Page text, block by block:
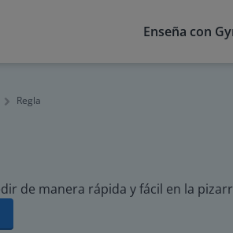
Enseña con
Regla
de manera rápida y fácil en la